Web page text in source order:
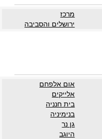
מרכז
ירושלים והסביבה
אום אלפחם
אלייקים
בית חנניה
בנימיניה
גן נר
היוגב